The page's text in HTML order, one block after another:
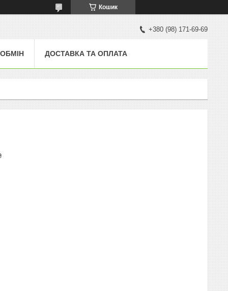
Кошик
+380 (98) 171-69-69
ДОСТАВКА ТА ОПЛАТА